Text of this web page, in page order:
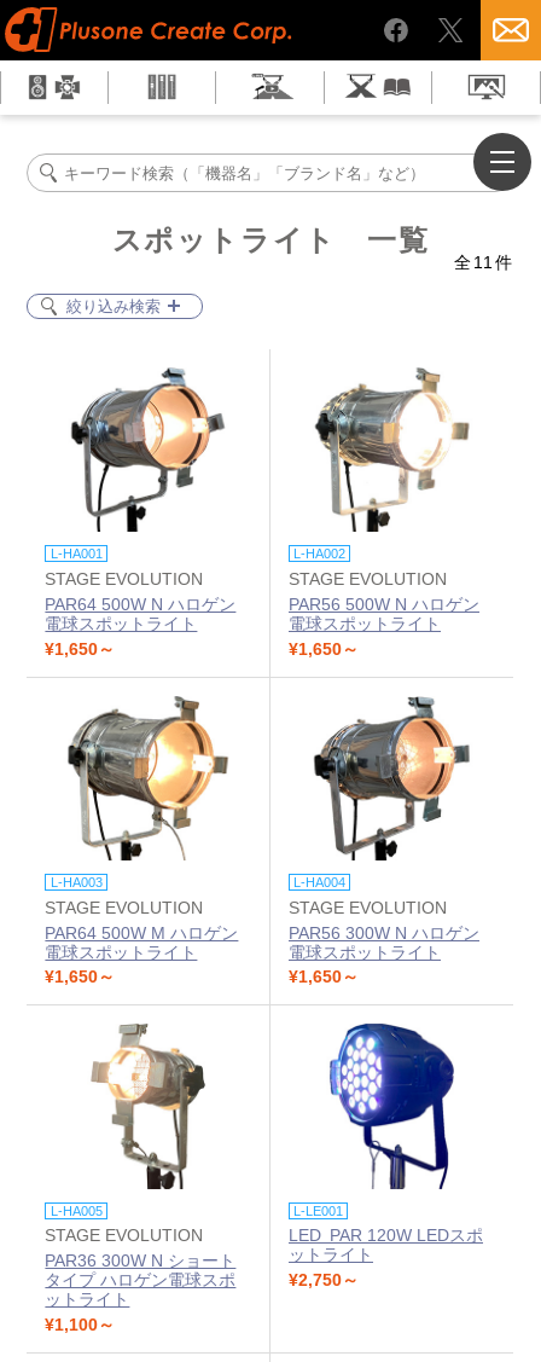
スポットライト 一覧
全11 件
絞り込み検索
LEDウォッシャー
L-HA001
STAGE EVOLUTION
PAR64 500W N ハロゲン
電球スポットライト
¥1,650～
L-HA002
STAGE EVOLUTION
PAR56 500W N ハロゲン
電球スポットライト
¥1,650～
L-HA003
STAGE EVOLUTION
PAR64 500W M ハロゲン
電球スポットライト
¥1,650～
L-HA004
STAGE EVOLUTION
PAR56 300W N ハロゲン
電球スポットライト
¥1,650～
L-HA005
STAGE EVOLUTION
PAR36 300W N ショート
タイプ ハロゲン電球スポ
ットライト
¥1,100～
L-LE001
LED PAR 120W LEDスポ
ットライト
¥2,750～